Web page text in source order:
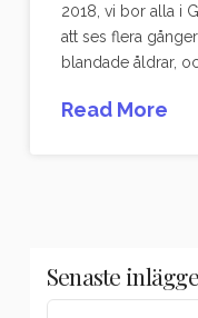
2018, vi bor alla i
att ses flera
blandade åldrar,
Read More
Senaste